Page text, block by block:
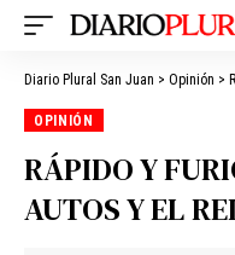
Diario Plural San Juan > Opinión >
OPINIÓN
RÁPIDO Y
AUTOS Y EL